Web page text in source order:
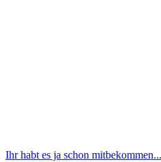
Ihr habt es ja schon